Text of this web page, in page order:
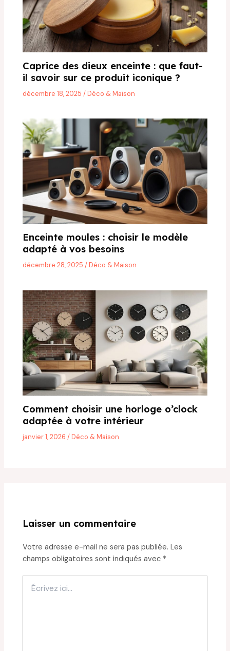
Caprice des dieux enceinte : que faut-
il savoir sur ce produit iconique ?
décembre 18, 2025/Déco & Maison
Enceinte moules : choisir le modèle
adapté à vos besoins
décembre 28, 2025/Déco & Maison
Comment choisir une horloge o’clock
adaptée à votre intérieur
janvier 1, 2026/Déco & Maison
Laisser un commentaire
Votre adresse e-mail ne sera pas publiée. Les
champs obligatoires sont indiqués avec *
ici…